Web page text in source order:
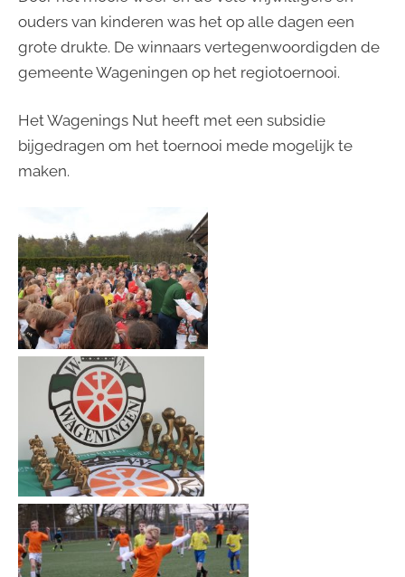
ouders van kinderen was het op alle dagen een
grote drukte. De winnaars vertegenwoordigden de
gemeente Wageningen op het regiotoernooi.
Het Wagenings Nut heeft met een subsidie
bijgedragen om het toernooi mede mogelijk te
maken.